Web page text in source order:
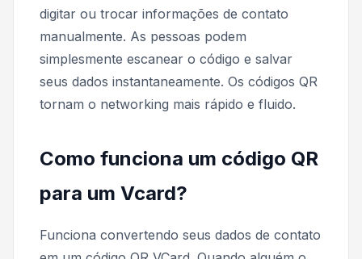
digitar ou trocar informações de contato
manualmente. As pessoas podem
simplesmente escanear o código e salvar
seus dados instantaneamente. Os códigos QR
tornam o networking mais rápido e fluido.
Como funciona um código QR
para um Vcard?
Funciona convertendo seus dados de contato